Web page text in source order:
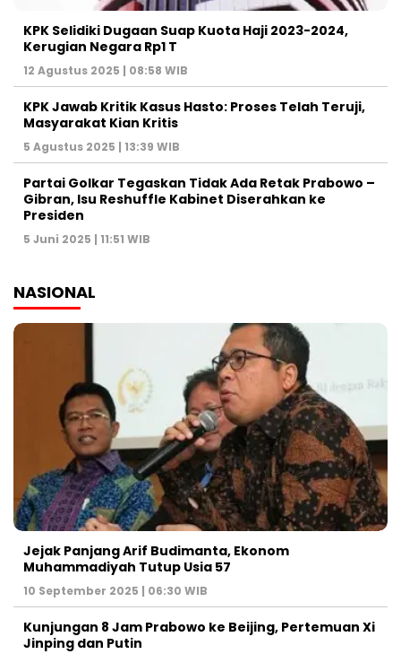
KPK Selidiki Dugaan Suap Kuota Haji 2023-2024,
Kerugian Negara Rp1 T
12 Agustus 2025 | 08:58 WIB
KPK Jawab Kritik Kasus Hasto: Proses Telah Teruji,
Masyarakat Kian Kritis
5 Agustus 2025 | 13:39 WIB
Partai Golkar Tegaskan Tidak Ada Retak Prabowo –
Gibran, Isu Reshuffle Kabinet Diserahkan ke
Presiden
5 Juni 2025 | 11:51 WIB
NASIONAL
Jejak Panjang Arif Budimanta, Ekonom
Muhammadiyah Tutup Usia 57
10 September 2025 | 06:30 WIB
Kunjungan 8 Jam Prabowo ke Beijing, Pertemuan Xi
Jinping dan Putin